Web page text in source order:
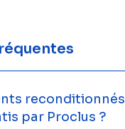
reconditionnés
par Proclus ?